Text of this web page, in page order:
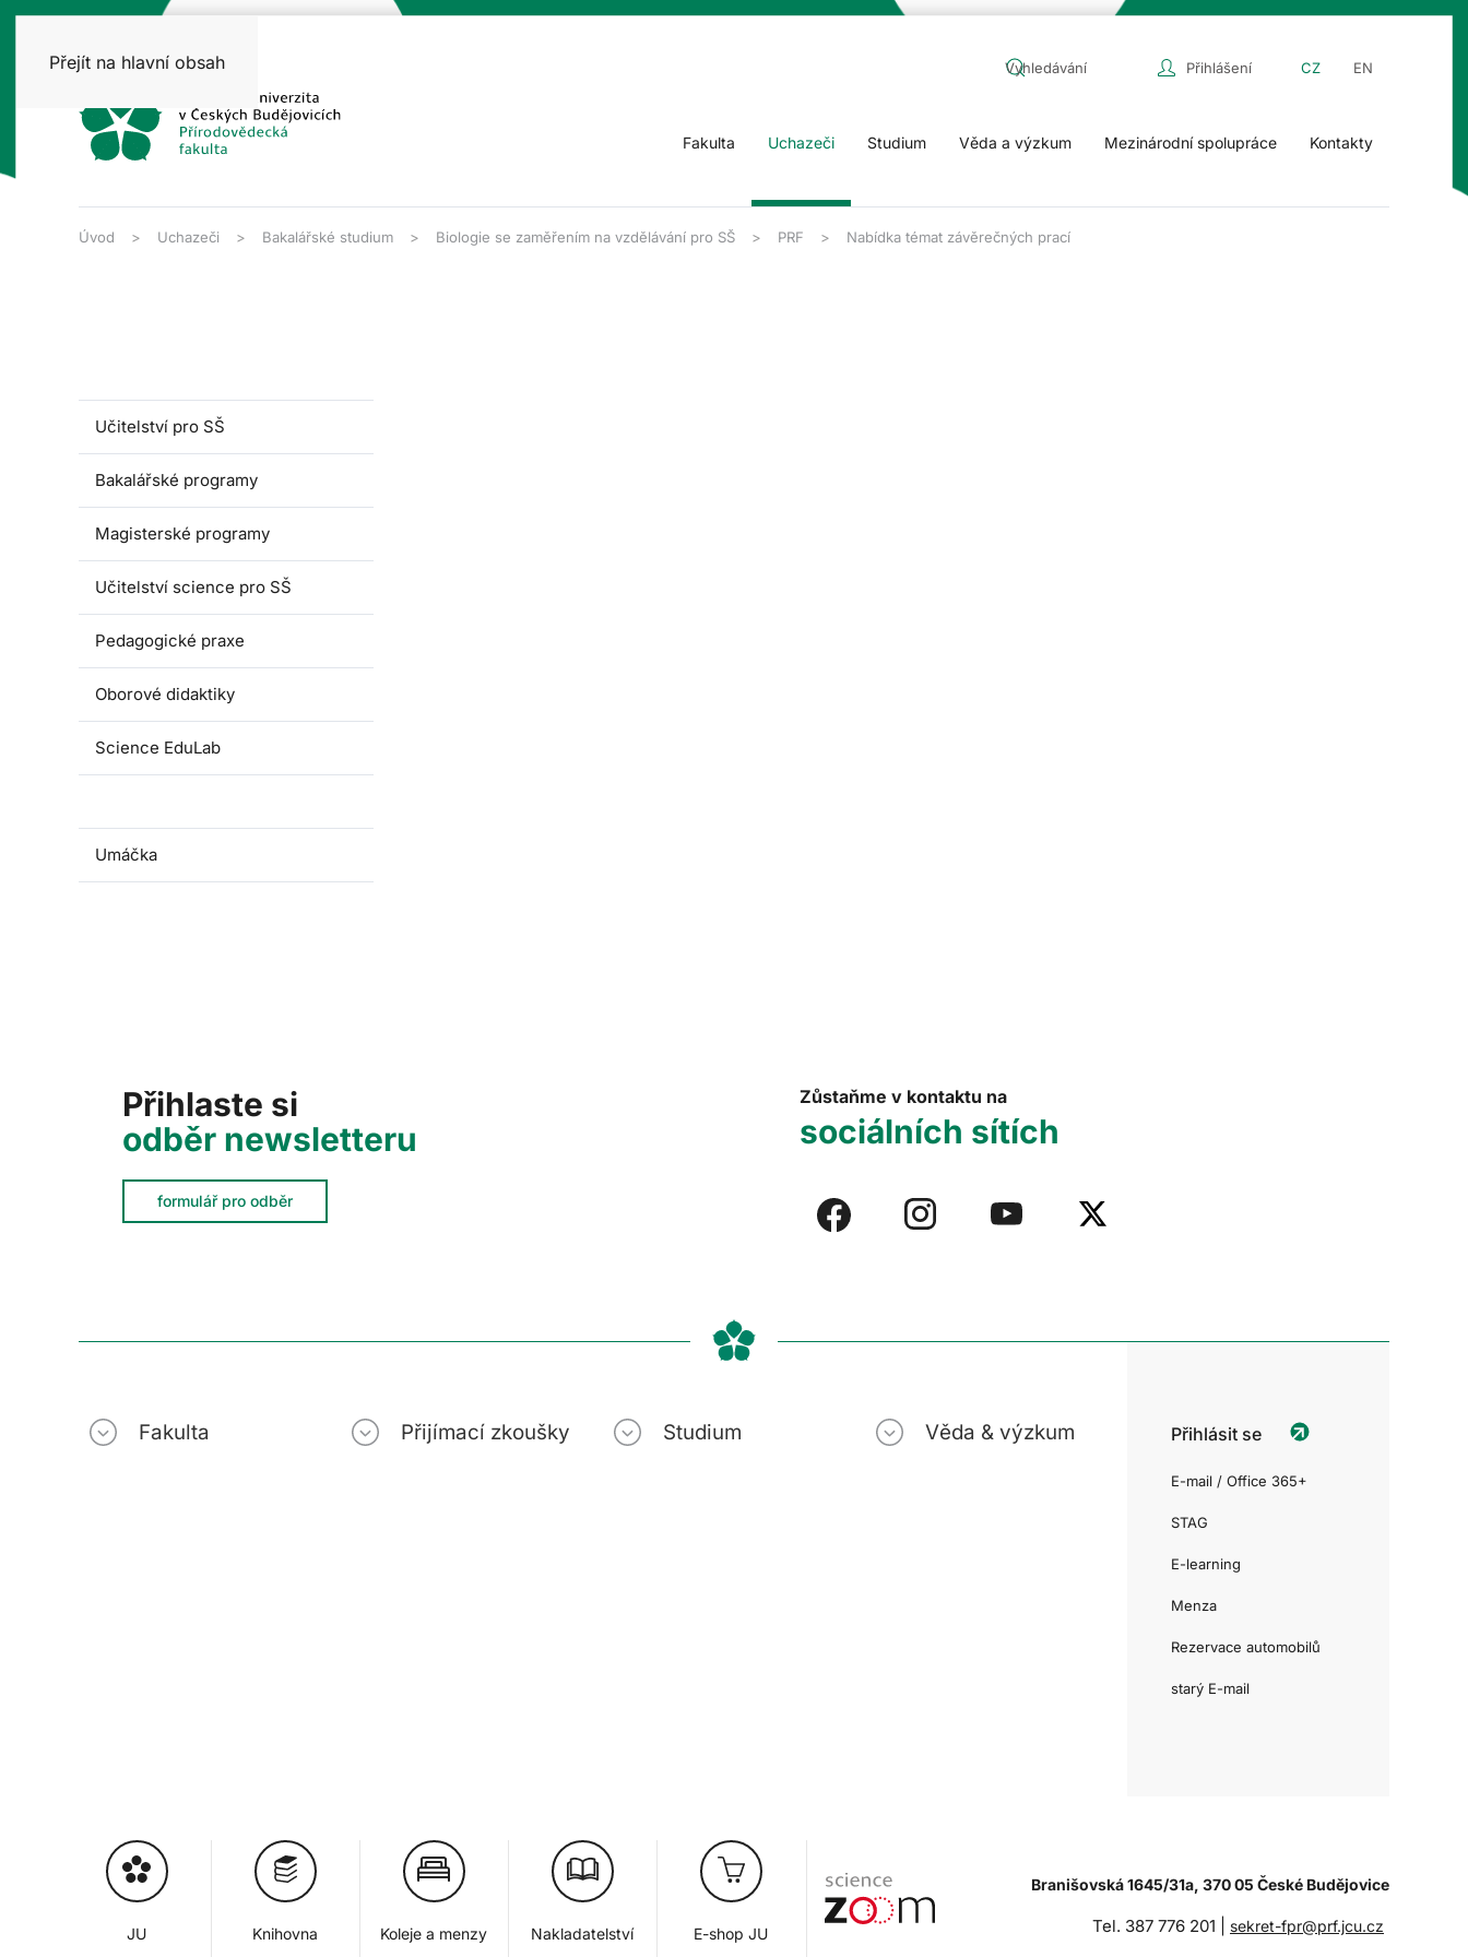
Přejít na hlavní obsah Přihlášení CZ EN
Fakulta Uchazeči Studium Věda a výzkum Mezinárodní spolupráce Kontakty
Úvod Uchazeči Bakalářské studium Biologie se zaměřením na vzdělávání pro SŠ PRF Nabídka témat závěrečných prací
Učitelství pro SŠ
Bakalářské programy
Magisterské programy
Učitelství science pro SŠ
Pedagogické praxe
Oborové didaktiky
Science EduLab
Umáčka
Přihlaste si
odběr newsletteru
formulář pro odběr
Zůstaňme v kontaktu na
sociálních sítích
Fakulta Přijímací zkoušky Studium Věda & výzkum Přihlásit se
E-mail / Office 365+
STAG
E-learning
Menza
Rezervace automobilů
starý E-mail
JU Knihovna Koleje a menzy Nakladatelství E-shop JU
Branišovská 1645/31a, 370 05 České Budějovice
Tel. 387 776 201 | sekret-fpr@prf.jcu.cz